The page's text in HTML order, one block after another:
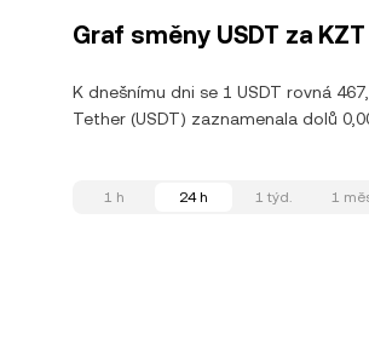
Graf směny USDT za KZT
K dnešnímu dni se 1 USDT rovná
Tether (USDT) zaznamenala dolů
1 h 24 h 1 týd. 1